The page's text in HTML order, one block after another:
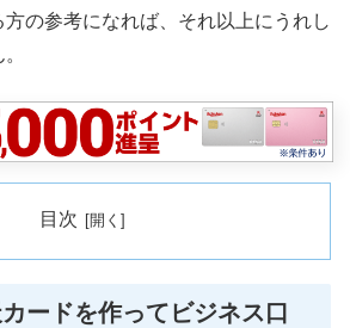
の参考になれば、それ以上にうれし
目次
ードを作ってビジネス口